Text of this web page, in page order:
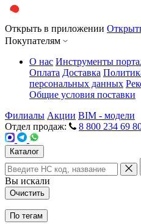
Открыть в приложении
Покупателям
О нас Инструменты
Оплата Доставка
персональных данных
Общие условия поставки
Филиалы Акции BIM - модели
Отдел продаж:
8 800 234 69
Каталог
Вы искали
Очистить
По тегам